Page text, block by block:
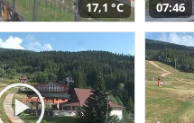
17,1 °C 07:46